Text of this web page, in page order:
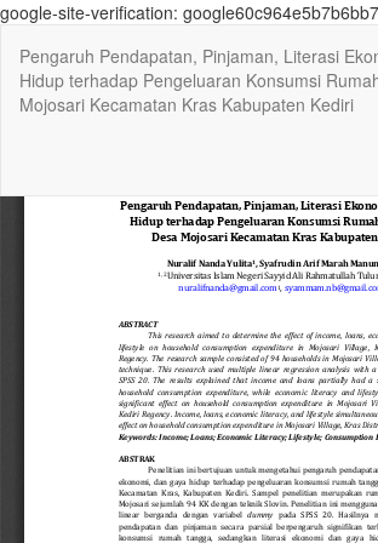
google-site-verification:
Article
Details
Pengaruh Pendapatan, Pinjaman, Literasi
Hidup terhadap Pengeluaran Konsumsi
Mojosari Kecamatan Kras Kabupaten Kediri